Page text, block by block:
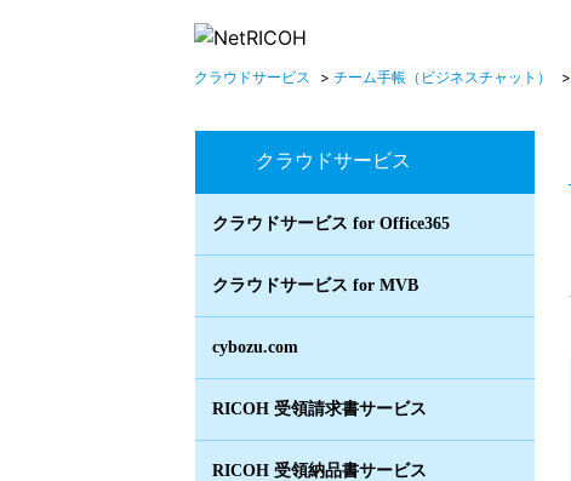
クラウドサービス > チーム手帳（ビジネスチャット） >
クラウドサービス
クラウドサービス for Office365
クラウドサービス for MVB
cybozu.com
RICOH 受領請求書サービス
RICOH 受領納品書サービス